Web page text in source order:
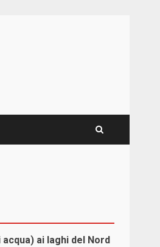
acqua) ai laghi del Nord